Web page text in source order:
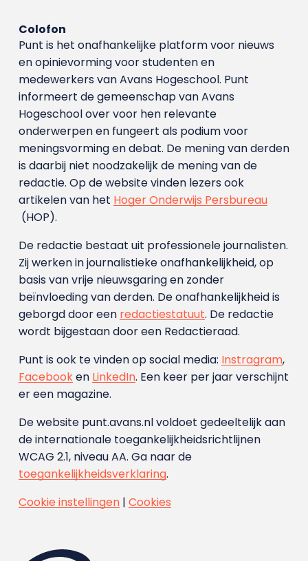
Colofon
Punt is het onafhankelijke platform voor nieuws
en opinievorming voor studenten en
medewerkers van Avans Hoge­school. Punt
informeert de gemeenschap van Avans
Hogeschool over voor hen relevante
onderwerpen en fungeert als podium voor
meningsvorming en debat. De mening van derden
is daarbij niet noodzakelijk de mening van de
redactie. Op de website vinden lezers ook
artikelen van het Hoger Onderwijs Persbureau
(HOP).
De redactie bestaat uit professionele journalisten.
Zij werken in journalistieke onafhankelijkheid, op
basis van vrije nieuwsgaring en zonder
beïnvloeding van derden. De onafhankelijkheid is
geborgd door een redactiestatuut. De redactie
wordt bijgestaan door een Redactieraad.
Punt is ook te vinden op social media: Instragram,
Facebooken LinkedIn. Een keer per jaar verschijnt
er een magazine.
De website punt.avans.nl voldoet gedeeltelijk aan
de internationale toegankelijkheidsrichtlijnen
WCAG 2.1, niveau AA. Ga naar de
toegankelijkheidsverklaring.
Cookie instellingen| Cookies